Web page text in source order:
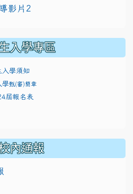
presentation/d/
影片2
入學專區
入學須知
學甄(審)簡章
屆報名表
內通報